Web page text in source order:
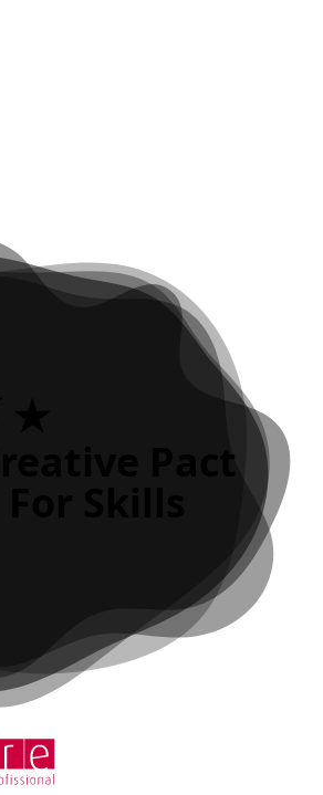
Creative Pact